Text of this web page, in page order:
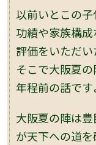
以前いとこの
功績や家族構
評価をいただい
そこで大阪夏
年程前の話です
大阪夏の陣は
が天下への道